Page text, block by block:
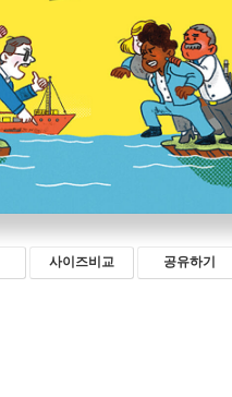
사이즈비교 공유하기